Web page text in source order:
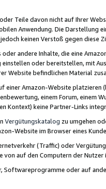
Teile davon nicht auf Ihrer
Anwendung. Die Darstellung
keinen Verstoß gegen diese
oder andere Inhalte, die eine
oder bereitstellen, mit
Website befindlichen Material
einer Amazon-Website
einem Forum, einem
Kontext) keine Partner-Links
Vergütungskatalog zu umgehen
Website im Browser eines
(Traffic) oder
von auf den Computern der
Softwareprogramme oder auf